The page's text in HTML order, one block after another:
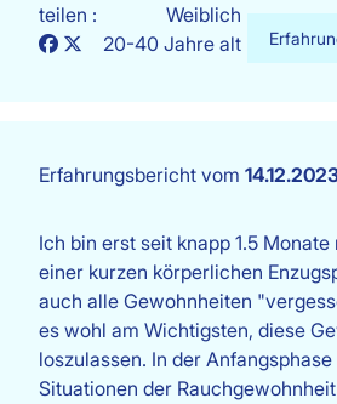
teilen :
Weiblich
20-40 Jahre alt
Erfahrungsbericht vom
Ich bin erst seit knapp 1.5
einer kurzen körperlichen
auch alle Gewohnheiten
es wohl am Wichtigsten, diese
loszulassen. In der
Situationen der